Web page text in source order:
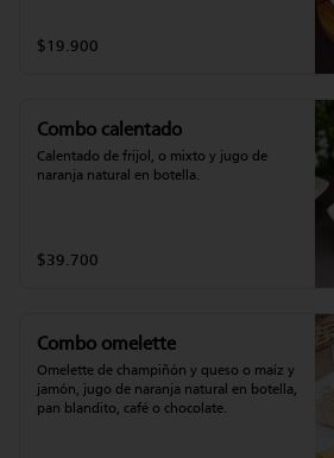
$19.900
Combo calentado
Calentado de frijol, o mixto y jugo de
naranja natural en botella.
$39.700
Combo omelette
Omelette de champiñón y queso o maíz y
jamón, jugo de naranja natural en botella,
pan blandito, café o chocolate.